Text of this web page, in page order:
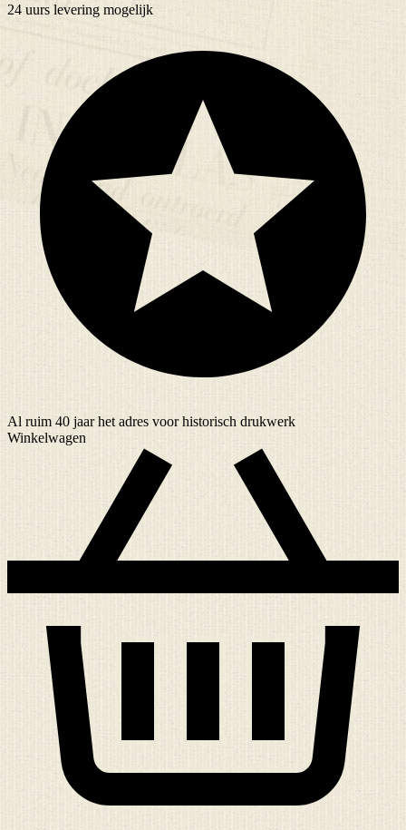
24 uurs levering mogelijk
Al ruim 40 jaarhet adres voor historisch drukwerk
Winkelwagen